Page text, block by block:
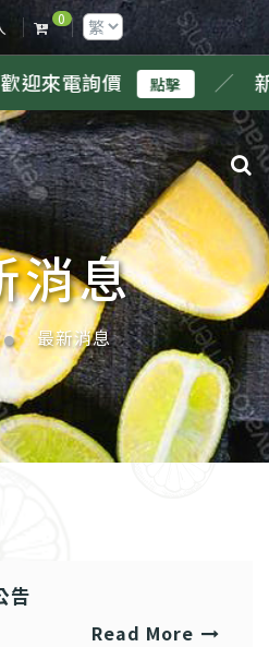
0
點擊 ／新品｜冷凍
消息
最新消息
告
Read More